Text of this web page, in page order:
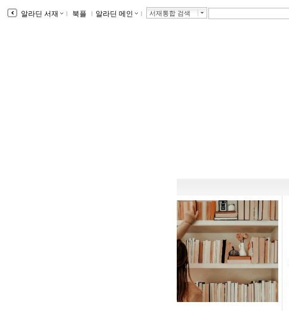
알라딘 서재 ｌ 북플 ｌ 알라딘 메인 ｌ 서재통합 검색